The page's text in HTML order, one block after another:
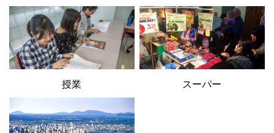
授業 スーパー